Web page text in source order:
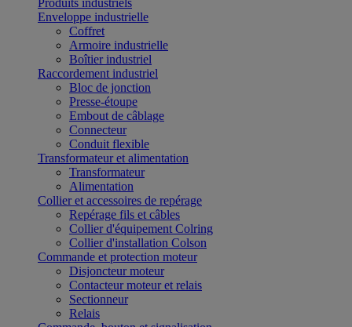
Produits industriels
Enveloppe industrielle
Coffret
Armoire industrielle
Boîtier industriel
Raccordement industriel
Bloc de jonction
Presse-étoupe
Embout de câblage
Connecteur
Conduit flexible
Transformateur et alimentation
Transformateur
Alimentation
Collier et accessoires de repérage
Repérage fils et câbles
Collier d'équipement Colring
Collier d'installation Colson
Commande et protection moteur
Disjoncteur moteur
Contacteur moteur et relais
Sectionneur
Relais